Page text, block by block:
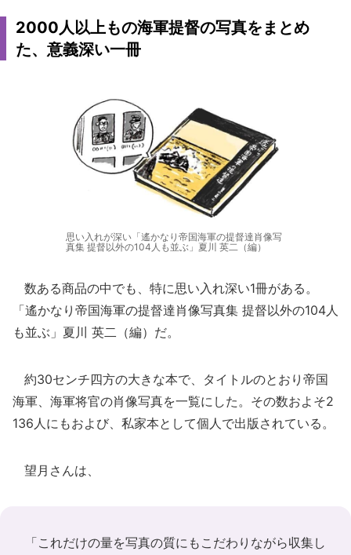
2000人以上もの海軍提督の写真をまとめ
た、意義深い一冊
思い入れが深い「遙かなり帝国海軍の提督達肖像写
真集 提督以外の104人も並ぶ」夏川 英二（編）
数ある商品の中でも、特に思い入れ深い1冊がある。
「遙かなり帝国海軍の提督達肖像写真集 提督以外の104人
も並ぶ」夏川 英二（編）だ。
約30センチ四方の大きな本で、タイトルのとおり帝国
海軍、海軍将官の肖像写真を一覧にした。その数およそ2
136人にもおよび、私家本として個人で出版されている。
望月さんは、
「これだけの量を写真の質にもこだわりながら収集し